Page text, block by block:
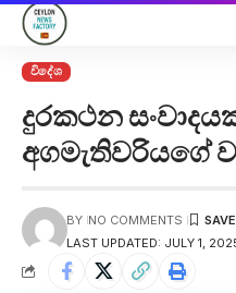
විදේශ
දුරකථන
අගමැතිවරියගේ
LAST UPDATED: JULY 1,
BY NO COMMENTS